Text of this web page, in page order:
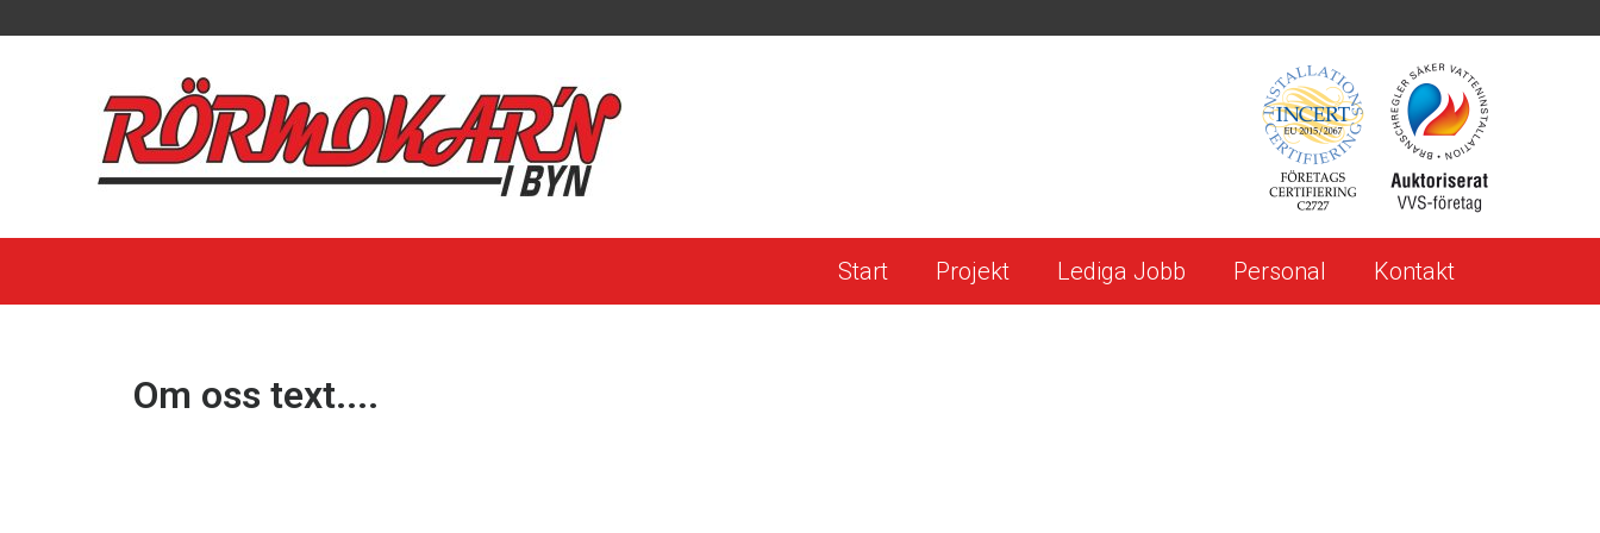
Start Projekt Lediga Jobb Personal Kontakt
Om oss text....